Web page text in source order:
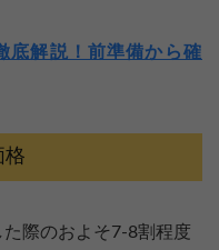
底解説！前準備から確
格
際のおよそ7-8割程度